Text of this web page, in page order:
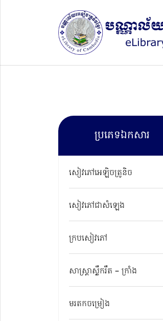
ប្រភេទឯកសារ
សៀវភៅអេឡិចត្រូនិច
សៀវភៅជាសំឡេង
ក្របសៀវភៅ
សាស្ត្រាស្លឹករឹត – ក្រាំង
មរតកចម្រៀង